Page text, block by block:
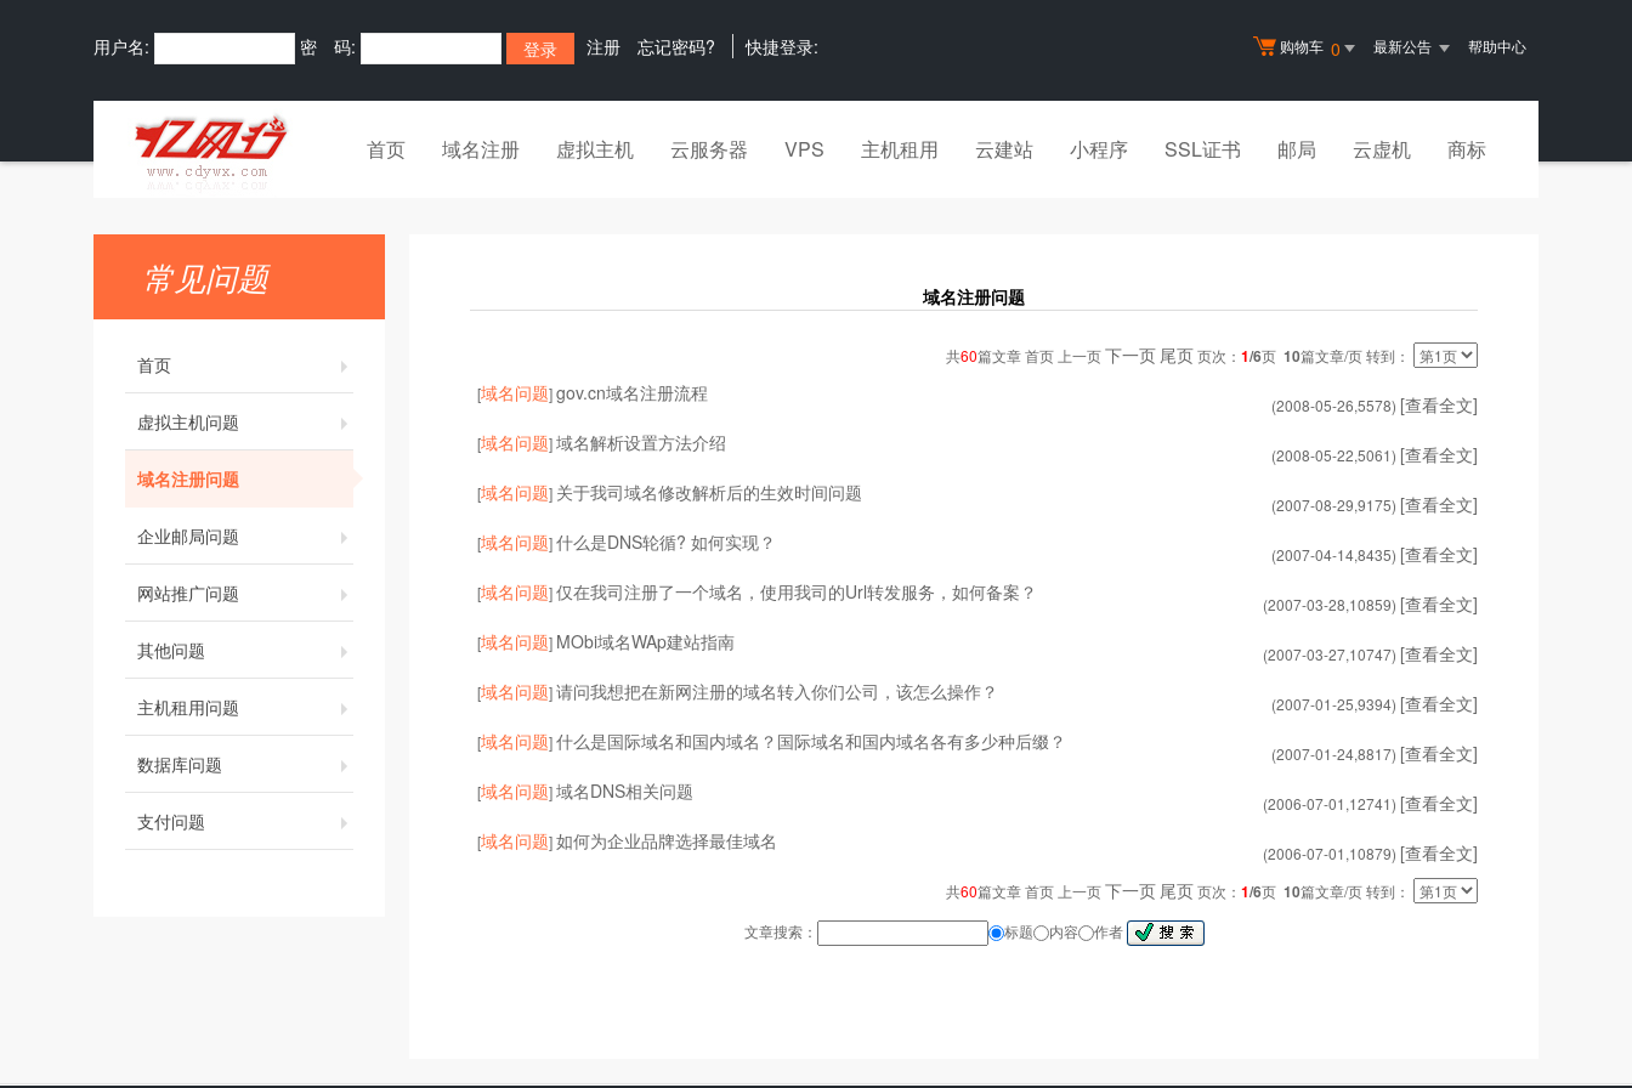
购物车 0 最新公告 帮助中心
用户名: 密 码: 注册 忘记密码? 快捷登录:
首页 域名注册 虚拟主机 云服务器 VPS 主机租用 云建站 小程序 SSL证书 邮局 云虚机 商标
常见问题
首页
虚拟主机问题
域名注册问题
企业邮局问题
网站推广问题
其他问题
主机租用问题
数据库问题
支付问题
域名注册问题
共60篇文章 首页 上一页下一页 尾页页次： 1/6页 10篇文章/页 转到：
[域名问题]gov.cn域名注册流程
(2008-05-26,5578) [查看全文]
[域名问题]域名解析设置方法介绍
(2008-05-22,5061) [查看全文]
[域名问题] 关于我司域名修改解析后的生效时间问题
(2007-08-29,9175) [查看全文]
[域名问题]什么是DNS轮循? 如何实现？
(2007-04-14,8435) [查看全文]
[域名问题]仅在我司注册了一个域名，使用我司的Url转发服务，如何备案？
(2007-03-28,10859) [查看全文]
[域名问题] MObi域名WAp建站指南
(2007-03-27,10747) [查看全文]
[域名问题]请问我想把在新网注册的域名转入你们公司，该怎么操作？
(2007-01-25,9394) [查看全文]
[域名问题]什么是国际域名和国内域名？国际域名和国内域名各有多少种后缀？
(2007-01-24,8817) [查看全文]
[域名问题]域名DNS相关问题
(2006-07-01,12741) [查看全文]
[域名问题]如何为企业品牌选择最佳域名
(2006-07-01,10879) [查看全文]
共60篇文章 首页 上一页下一页 尾页页次： 1/6页 10篇文章/页 转到：
文章搜索：
标题 内容 作者